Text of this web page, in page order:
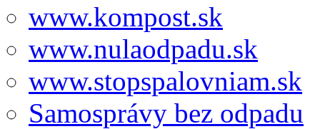
www.kompost.sk
www.nulaodpadu.sk
www.stopspalovniam.sk
Samosprávy bez odpadu